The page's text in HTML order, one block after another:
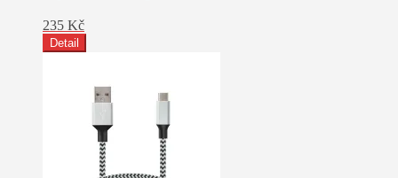
235 Kč
Detail